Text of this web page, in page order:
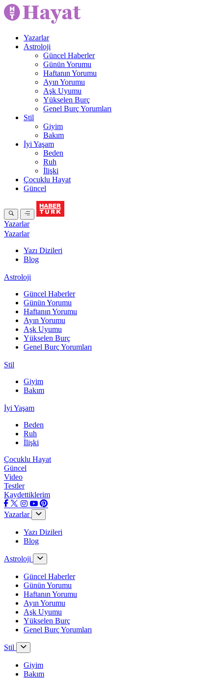
Yazarlar
Astroloji
Güncel Haberler
Günün Yorumu
Haftanın Yorumu
Ayın Yorumu
Aşk Uyumu
Yükselen Burç
Genel Burç Yorumları
Stil
Giyim
Bakım
İyi Yaşam
Beden
Ruh
İlişki
Çocuklu Hayat
Güncel
Yazarlar
Yazarlar
Yazı Dizileri
Blog
Astroloji
Güncel Haberler
Günün Yorumu
Haftanın Yorumu
Ayın Yorumu
Aşk Uyumu
Yükselen Burç
Genel Burç Yorumları
Stil
Giyim
Bakım
İyi Yaşam
Beden
Ruh
İlişki
Çocuklu Hayat
Güncel
Video
Testler
Kaydettiklerim
Yazarlar
Yazı Dizileri
Blog
Astroloji
Güncel Haberler
Günün Yorumu
Haftanın Yorumu
Ayın Yorumu
Aşk Uyumu
Yükselen Burç
Genel Burç Yorumları
Stil
Giyim
Bakım